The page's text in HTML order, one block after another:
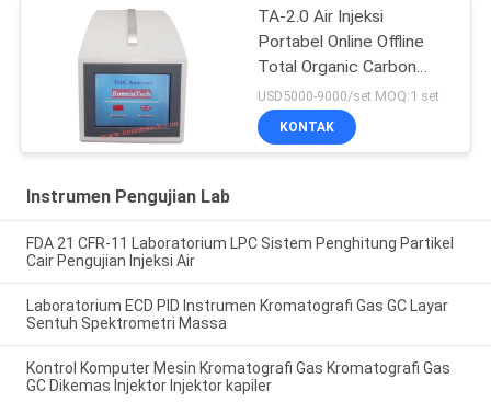
TA-2.0 Air Injeksi
Portabel Online Offline
Total Organic Carbon
Analyzer TOC Tester
USD5000-9000/set MOQ:1 set
KONTAK
Instrumen Pengujian Lab
FDA 21 CFR-11 Laboratorium LPC Sistem Penghitung Partikel
Cair Pengujian Injeksi Air
Laboratorium ECD PID Instrumen Kromatografi Gas GC Layar
Sentuh Spektrometri Massa
Kontrol Komputer Mesin Kromatografi Gas Kromatografi Gas
GC Dikemas Injektor Injektor kapiler